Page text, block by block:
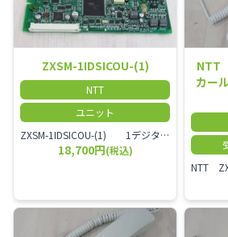
ZXSM-1IDSICOU-(1)
NTT
ユニット
ZXSM-1IDSICOU-(1) 1デジタル局線ユニット
18,700円(税込)
NTT
カー